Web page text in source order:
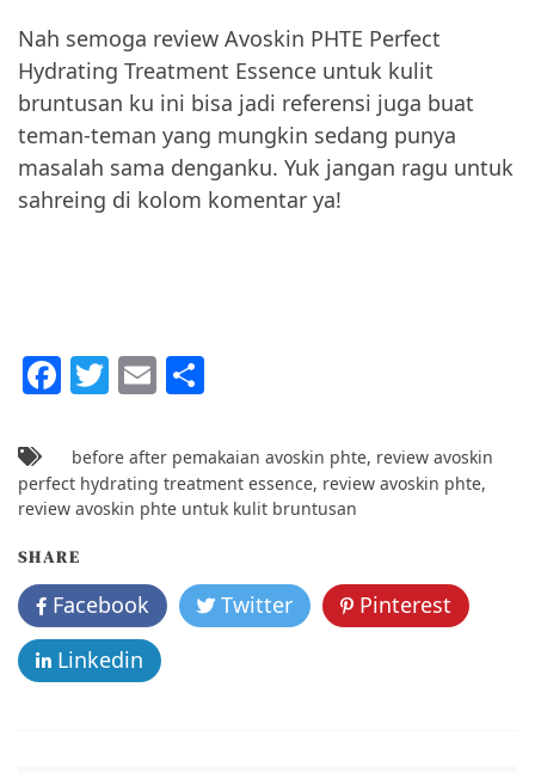
Nah semoga review Avoskin PHTE Perfect
Hydrating Treatment Essence untuk kulit
bruntusan ku ini bisa jadi referensi juga buat
teman-teman yang mungkin sedang punya
masalah sama denganku. Yuk jangan ragu untuk
sahreing di kolom komentar ya!
F
c
e
b
o
o
k
T
itt
er
E
ai
l
ar
e
before after pemakaian avoskin phte, review avoskin
perfect hydrating treatment essence, review avoskin phte,
review avoskin phte untuk kulit bruntusan
SHARE
Facebook Twitter
Pinterest
Linkedin